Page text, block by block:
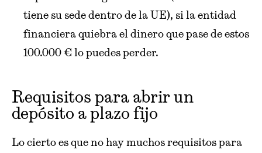
tiene su sede dentro de la UE), si la entidad
financiera quiebra el dinero que pase de estos
100.000 € lo puedes perder.
Requisitos para abrir un
depósito a plazo fijo
Lo cierto es que no hay muchos requisitos para